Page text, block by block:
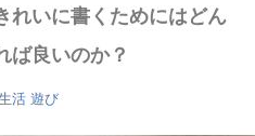
れいに書くためにはどん
ば良いのか？
活 遊び